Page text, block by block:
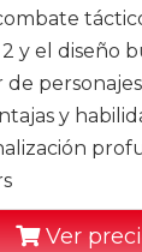
y el diseño
de
y
Ver